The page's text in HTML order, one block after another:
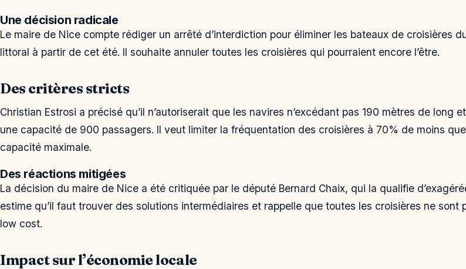
Une décision radicale
Le maire de Nice compte rédiger un arrêté d’interdiction pour éliminer les bateaux de croisières
littoral à partir de cet été. Il souhaite annuler toutes les croisières qui pourraient encore l’être.
Des critères stricts
Christian Estrosi a précisé qu’il n’autoriserait que les navires n’excédant pas 190 mètres de long et
une capacité de 900 passagers. Il veut limiter la fréquentation des croisières à 70% de moins
capacité maximale.
Des réactions mitigées
La décision du maire de Nice a été critiquée par le député Bernard Chaix, qui la qualifie
estime qu’il faut trouver des solutions intermédiaires et rappelle que toutes les croisières ne sont
low cost.
Impact sur l’économie locale